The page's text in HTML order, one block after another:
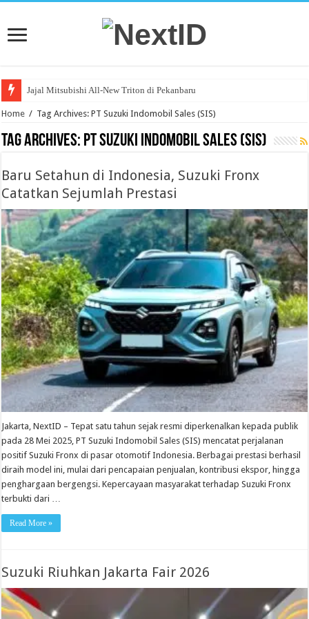
KTB Targetkan Ribuan “SPK” Fuso Secara Daring
Home / Tag Archives: PT Suzuki Indomobil Sales (SIS)
Tag Archives: PT Suzuki Indomobil Sales (SIS)
Baru Setahun di Indonesia, Suzuki Fronx
Catatkan Sejumlah Prestasi
Jakarta, NextID – Tepat satu tahun sejak resmi diperkenalkan kepada publik
pada 28 Mei 2025, PT Suzuki Indomobil Sales (SIS) mencatat perjalanan
positif Suzuki Fronx di pasar otomotif Indonesia. Berbagai prestasi berhasil
diraih model ini, mulai dari pencapaian penjualan, kontribusi ekspor, hingga
penghargaan bergengsi. Kepercayaan masyarakat terhadap Suzuki Fronx
terbukti dari …
Read More »
Suzuki Riuhkan Jakarta Fair 2026